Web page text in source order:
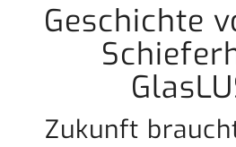
Geschichte
Zukunft